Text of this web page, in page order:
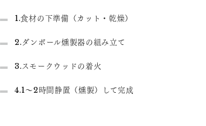
1.食材の下準備（カット・乾燥）
2.ダンボール燻製器の組み立て
3.スモークウッドの着火
4.1～2時間静置（燻製）して完成